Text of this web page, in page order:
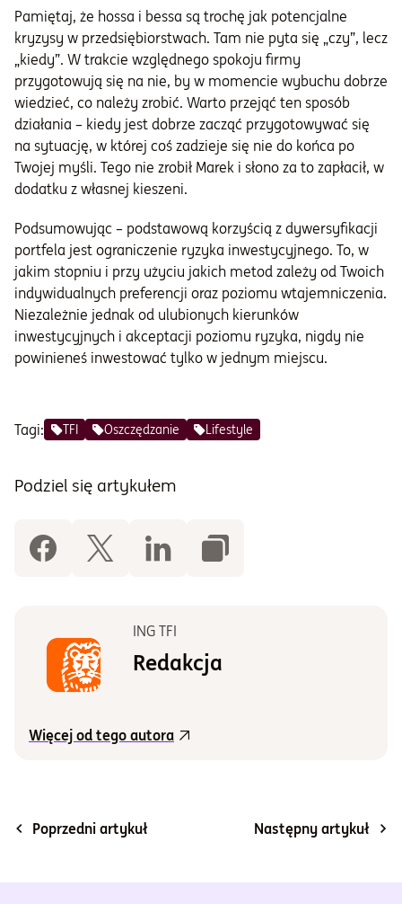
Pamiętaj, że hossa i bessa są trochę jak potencjalne
kryzysy w przedsiębiorstwach. Tam nie pyta się „czy”, lecz
„kiedy”. W trakcie względnego spokoju firmy
przygotowują się na nie, by w momencie wybuchu dobrze
wiedzieć, co należy zrobić. Warto przejąć ten sposób
działania – kiedy jest dobrze zacząć przygotowywać się
na sytuację, w której coś zadzieje się nie do końca po
Twojej myśli. Tego nie zrobił Marek i słono za to zapłacił, w
dodatku z własnej kieszeni.
Podsumowując – podstawową korzyścią z dywersyfikacji
portfela jest ograniczenie ryzyka inwestycyjnego. To, w
jakim stopniu i przy użyciu jakich metod zależy od Twoich
indywidualnych preferencji oraz poziomu wtajemniczenia.
Niezależnie jednak od ulubionych kierunków
inwestycyjnych i akceptacji poziomu ryzyka, nigdy nie
powinieneś inwestować tylko w jednym miejscu.
Tagi: TFI Oszczędzanie Lifestyle
Podziel się artykułem
ING TFI
Redakcja
Więcej od tego autora
Poprzedni artykuł Następny artykuł